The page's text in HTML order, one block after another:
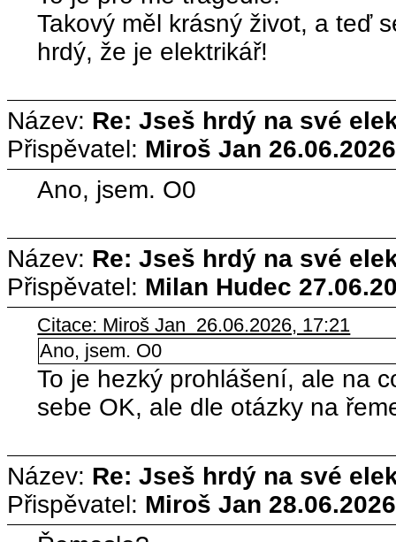
Takový měl krásný život, a teď
hrdý, že je elektrikář!
Název: Re: Jseš hrdý na své
Přispěvatel: Miroš Jan
Ano, jsem. O0
Název: Re: Jseš hrdý na své
Přispěvatel: Milan Hudec
Citace: Miroš Jan 26.06.2026, 17:21
Ano, jsem. O0
To je hezký prohlášení, ale na
sebe OK, ale dle otázky na
Název: Re: Jseš hrdý na své
Přispěvatel: Miroš Jan